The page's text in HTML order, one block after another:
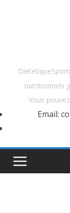
nutritionnels
Vous
Email: